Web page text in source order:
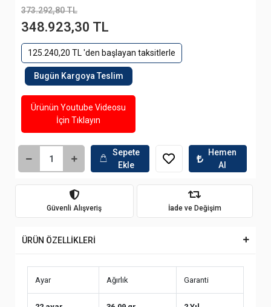
373.292,80 TL
348.923,30 TL
125.240,20 TL 'den başlayan taksitlerle
Bugün Kargoya Teslim
Ürünün Youtube Videosu
İçin Tıklayın
Sepete
Ekle
Hemen
Al
Güvenli Alışveriş İade ve Değişim
ÜRÜN ÖZELLİKLERİ
Ayar Ağırlık Garanti